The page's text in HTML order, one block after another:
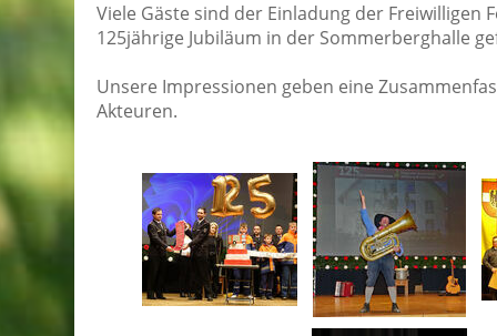
Viele Gäste sind der Einladung der
125jährige Jubiläum in der Sommerberghalle
Unsere Impressionen geben eine
Akteuren.